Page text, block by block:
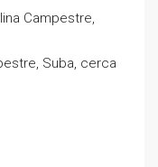
Campestre,
Suba, cerca